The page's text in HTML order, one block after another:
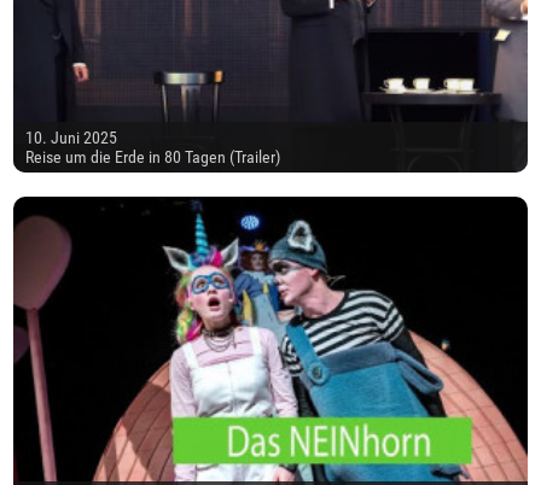
10. Juni 2025
Reise um die Erde in 80 Tagen (Trailer)